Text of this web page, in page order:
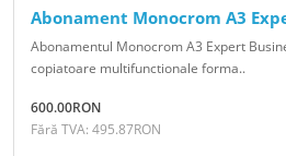
Abonament Monocrom A3
Abonamentul Monocrom A3 Expert
copiatoare multifunctionale forma..
600.00RON
Fără TVA: 495.87RON